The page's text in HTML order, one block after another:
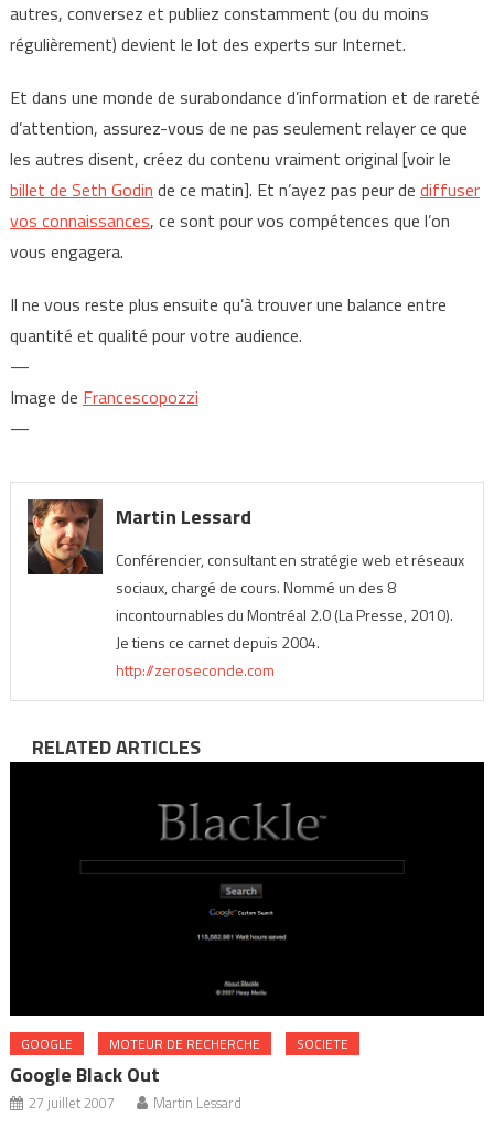
autres, conversez et publiez constamment (ou du moins
régulièrement) devient le lot des experts sur Internet.
Et dans une monde de surabondance d’information et de rareté
d’attention, assurez-vous de ne pas seulement relayer ce que
les autres disent, créez du contenu vraiment original [voir le
billet de Seth Godin de ce matin]. Et n’ayez pas peur de diffuser
vos connaissances, ce sont pour vos compétences que l’on
vous engagera.
Il ne vous reste plus ensuite qu’à trouver une balance entre
quantité et qualité pour votre audience.
—
Image de Francescopozzi
—
Martin Lessard
Conférencier, consultant en stratégie web et réseaux
sociaux, chargé de cours. Nommé un des 8
incontournables du Montréal 2.0 (La Presse, 2010).
Je tiens ce carnet depuis 2004.
http://zeroseconde.com
RELATED ARTICLES
GOOGLE MOTEUR DE RECHERCHE SOCIETE
Google Black Out
27 juillet 2007 Martin Lessard